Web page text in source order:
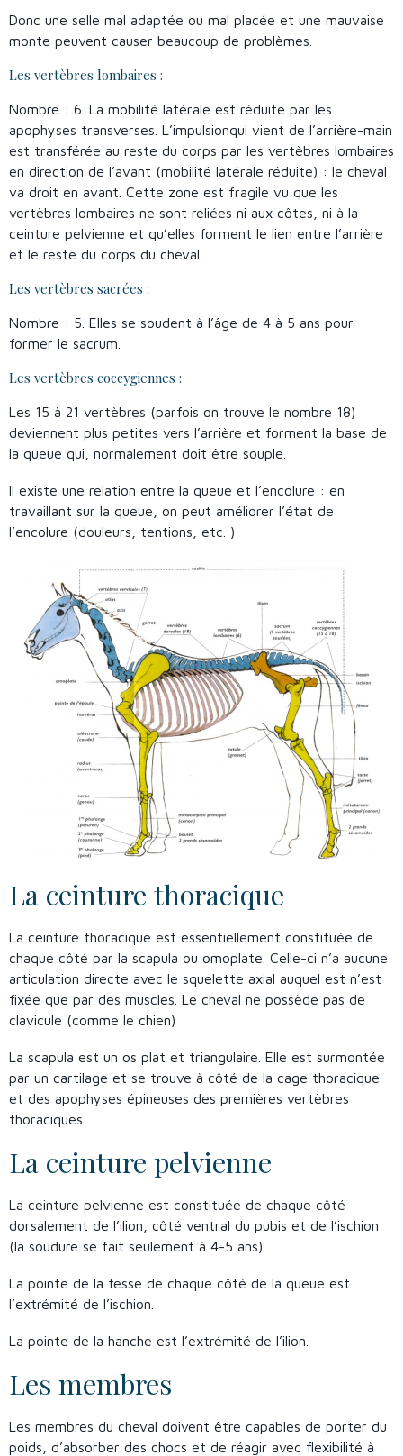
Donc une selle mal adaptée ou mal placée et une mauvaise
monte peuvent causer beaucoup de problèmes.
Les vertèbres lombaires :
Nombre : 6. La mobilité latérale est réduite par les
apophyses transverses. L’impulsionqui vient de l’arrière-main
est transférée au reste du corps par les vertèbres lombaires
en direction de l’avant (mobilité latérale réduite) : le cheval
va droit en avant. Cette zone est fragile vu que les
vertèbres lombaires ne sont reliées ni aux côtes, ni à la
ceinture pelvienne et qu’elles forment le lien entre l’arrière
et le reste du corps du cheval.
Les vertèbres sacrées :
Nombre : 5. Elles se soudent à l’âge de 4 à 5 ans pour
former le sacrum.
Les vertèbres coccygiennes :
Les 15 à 21 vertèbres (parfois on trouve le nombre 18)
deviennent plus petites vers l’arrière et forment la base de
la queue qui, normalement doit être souple.
Il existe une relation entre la queue et l’encolure : en
travaillant sur la queue, on peut améliorer l’état de
l’encolure (douleurs, tentions, etc. )
La ceinture thoracique
La ceinture thoracique est essentiellement constituée de
chaque côté par la scapula ou omoplate. Celle-ci n’a aucune
articulation directe avec le squelette axial auquel est n’est
fixée que par des muscles. Le cheval ne possède pas de
clavicule (comme le chien)
La scapula est un os plat et triangulaire. Elle est surmontée
par un cartilage et se trouve à côté de la cage thoracique
et des apophyses épineuses des premières vertèbres
thoraciques.
La ceinture pelvienne
La ceinture pelvienne est constituée de chaque côté
dorsalement de l’ilion, côté ventral du pubis et de l’ischion
(la soudure se fait seulement à 4-5 ans)
La pointe de la fesse de chaque côté de la queue est
l’extrémité de l’ischion.
La pointe de la hanche est l’extrémité de l’ilion.
Les membres
Les membres du cheval doivent être capables de porter du
poids, d’absorber des chocs et de réagir avec flexibilité à